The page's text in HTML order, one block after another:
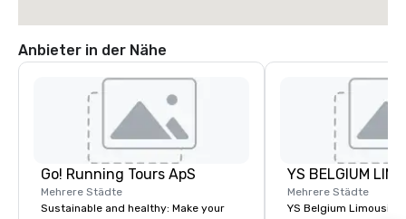
Anbieter in der Nähe
Go! Running Tours ApS
Mehrere Städte
Sustainable and healthy: Make your
Mehrere Städte
YS Belgium